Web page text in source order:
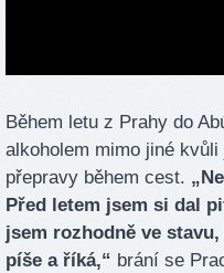
Během letu z Prahy do
alkoholem mimo jiné
přepravy během cest.
Před letem jsem si dal
jsem rozhodně ve
píše a říká,“ brání se